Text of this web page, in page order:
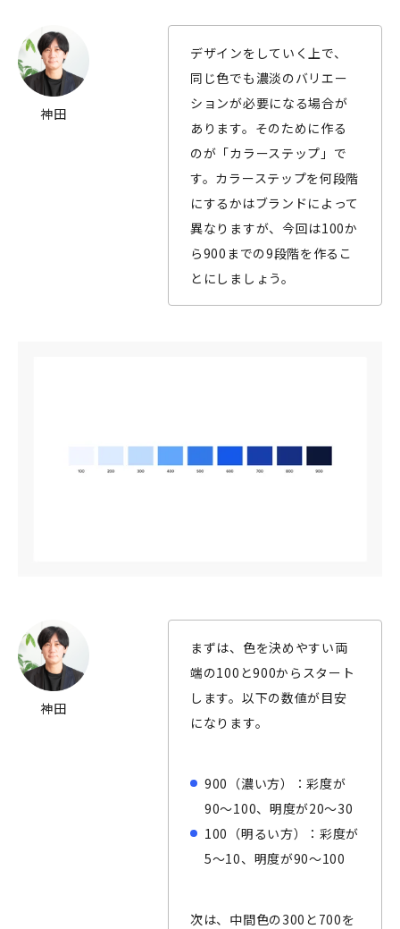
神田
デザインをしていく上で、
同じ色でも濃淡のバリエー
ションが必要になる場合が
あります。そのために作る
のが「カラーステップ」で
す。カラーステップを何段階
にするかはブランドによって
異なりますが、今回は100か
ら900までの9段階を作るこ
とにしましょう。
神田
まずは、色を決めやすい両
端の100と900からスタート
します。以下の数値が目安
になります。
900（濃い方）：彩度が
90～100、明度が20～30
100（明るい方）：彩度が
5～10、明度が90～100
次は、中間色の300と700を